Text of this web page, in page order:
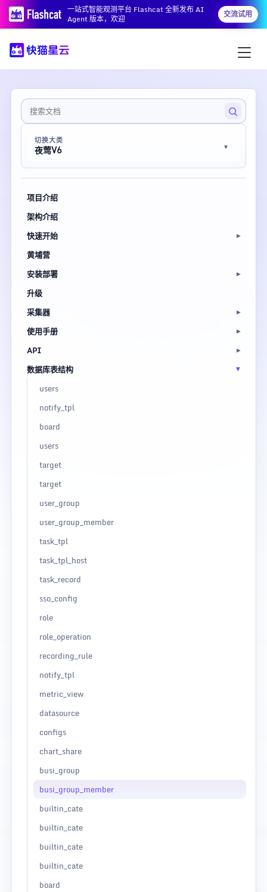
一站式智能观测平台 Flashcat 全新发布 AI
Agent 版本，欢迎
交流试用
切换大类
夜莺V6
项目介绍
架构介绍
快速开始
黄埔营
安装部署
升级
采集器
使用手册
API
数据库表结构
users
notify_tpl
board
users
target
target
user_group
user_group_member
task_tpl
task_tpl_host
task_record
sso_config
role
role_operation
recording_rule
notify_tpl
metric_view
datasource
configs
chart_share
busi_group
busi_group_member
builtin_cate
builtin_cate
builtin_cate
builtin_cate
board